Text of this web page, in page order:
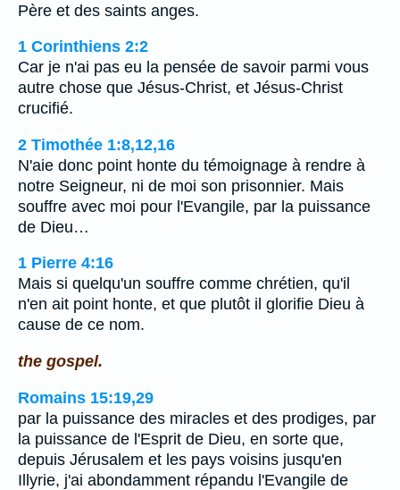
Père et des saints anges.
1 Corinthiens 2:2
Car je n'ai pas eu la pensée de savoir parmi vous
autre chose que Jésus-Christ, et Jésus-Christ
crucifié.
2 Timothée 1:8,12,16
N'aie donc point honte du témoignage à rendre à
notre Seigneur, ni de moi son prisonnier. Mais
souffre avec moi pour l'Evangile, par la puissance
de Dieu…
1 Pierre 4:16
Mais si quelqu'un souffre comme chrétien, qu'il
n'en ait point honte, et que plutôt il glorifie Dieu à
cause de ce nom.
the gospel.
Romains 15:19,29
par la puissance des miracles et des prodiges, par
la puissance de l'Esprit de Dieu, en sorte que,
depuis Jérusalem et les pays voisins jusqu'en
Illyrie, j'ai abondamment répandu l'Evangile de